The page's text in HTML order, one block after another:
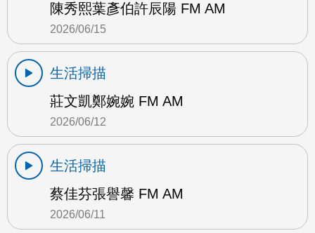
陳秀熙葉彥伯許辰陽 FM AM
2026/06/15
生活掃描
莊文凱鄭婉婉 FM AM
2026/06/12
生活掃描
蔡佳芬張譽馨 FM AM
2026/06/11